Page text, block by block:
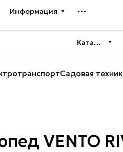
Информация
Каталог
Садовая
VENTO